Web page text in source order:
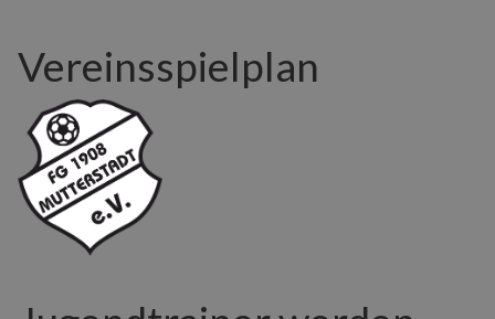
Vereinsspielplan